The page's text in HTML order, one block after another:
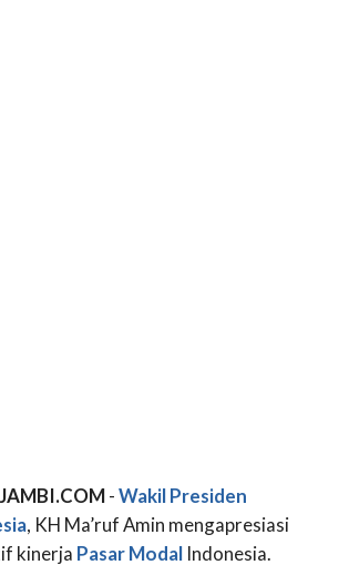
-Wakil Presiden
, KH Ma’ruf Amin mengapresiasi
kinerja Pasar Modal Indonesia.